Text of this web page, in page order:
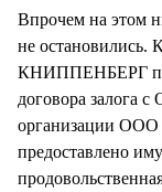
Впрочем на этом
не остановились.
КНИППЕНБЕРГ по
договора залога
организации ООО
предоставлено